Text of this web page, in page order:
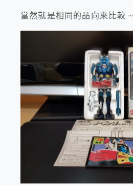
當然就是相同的品向來比較 ~